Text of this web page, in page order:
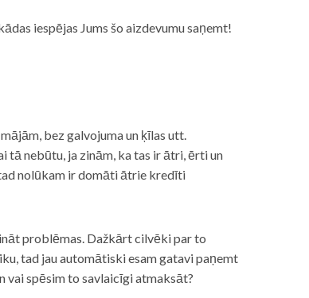
iespējas Jums šo aizdevumu saņemt!
bez galvojuma un ķīlas utt.
tā nebūtu, ja zinām, ka tas ir ātri, ērti un
nolūkam ir domāti ātrie kredīti
problēmas. Dažkārt cilvēki par to
tad jau automātiski esam gatavi paņemt
vai spēsim to savlaicīgi atmaksāt?